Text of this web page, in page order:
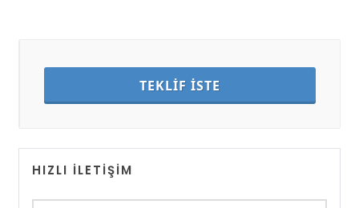
TEKLİF İSTE
HIZLI İLETIŞIM